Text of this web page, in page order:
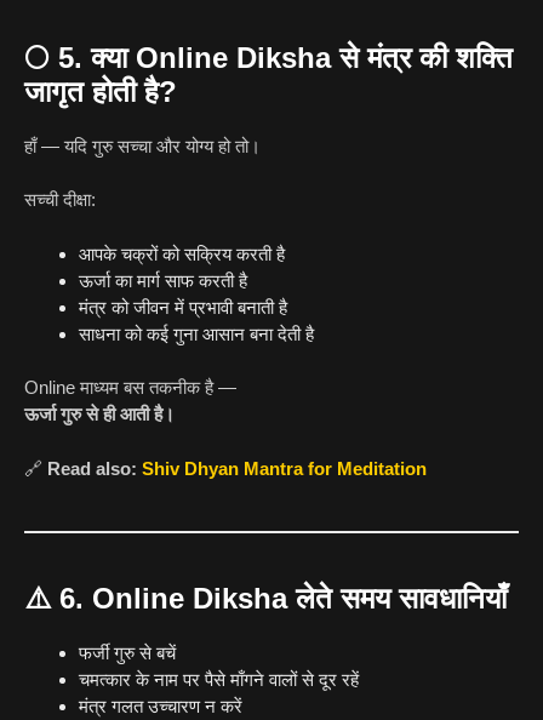
🌕 5. क्या Online Diksha से मंत्र की शक्ति
जागृत होती है?
हाँ — यदि गुरु सच्चा और योग्य हो तो।
सच्ची दीक्षा:
आपके चक्रों को सक्रिय करती है
ऊर्जा का मार्ग साफ करती है
मंत्र को जीवन में प्रभावी बनाती है
साधना को कई गुना आसान बना देती है
Online माध्यम बस तकनीक है —
ऊर्जा गुरु से ही आती है।
🔗 Read also: Shiv Dhyan Mantra for Meditation
⚠️ 6. Online Diksha लेते समय सावधानियाँ
फर्जी गुरु से बचें
चमत्कार के नाम पर पैसे माँगने वालों से दूर रहें
मंत्र गलत उच्चारण न करें